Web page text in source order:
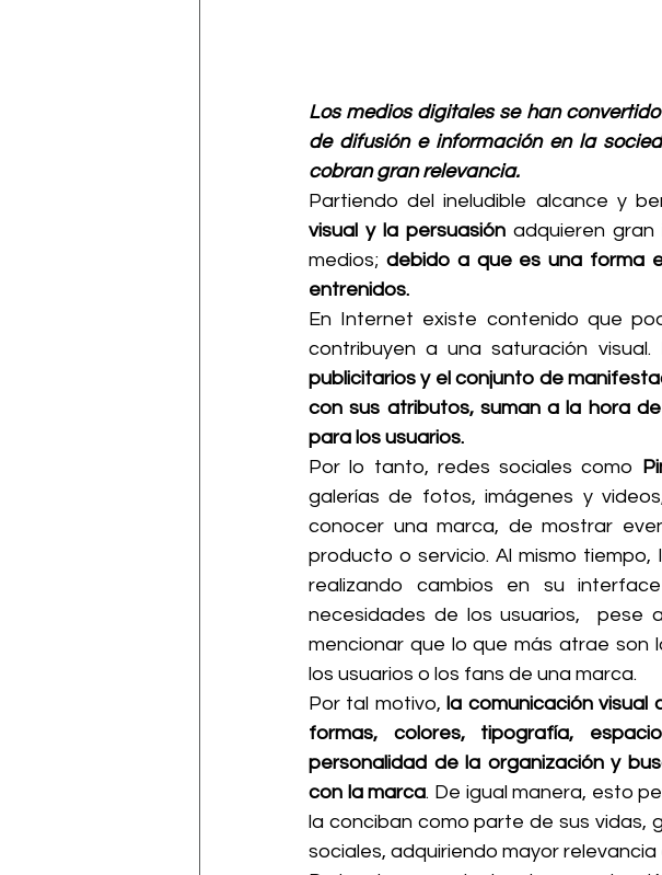
Los medios digitales se han
de difusión e información en la
cobran gran relevancia.
Partiendo del ineludible alcance y
visual y la persuasión adquieren
medios; debido a que es una forma
entrenidos.
En Internet existe contenido que
contribuyen a una saturación visual.
publicitarios y el conjunto de
con sus atributos, suman a la hora
para los usuarios.
Por lo tanto, redes sociales como
galerías de fotos, imágenes y
conocer una marca, de mostrar
producto o servicio. Al mismo tiempo,
realizando cambios en su
necesidades de los usuarios,
mencionar que lo que más atrae son
los usuarios o los fans de una marca.
Por tal motivo, la comunicación
formas, colores, tipografía,
personalidad de la organización y
con la marca. De igual manera, esto
la conciban como parte de sus vidas,
sociales, adquiriendo mayor